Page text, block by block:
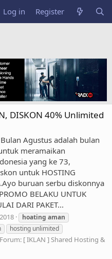
Log in Register
DISKON 40% Unlimited
Bulan Agustus adalah bulan
meramaikan
yang ke 73,
untuk HOSTING
buruan serbu diskonnya
BELAKU UNTUK
DARI PAKET...
hoating aman
hosting unlimited
Forum: [ IKLAN ] Shared Hosting &